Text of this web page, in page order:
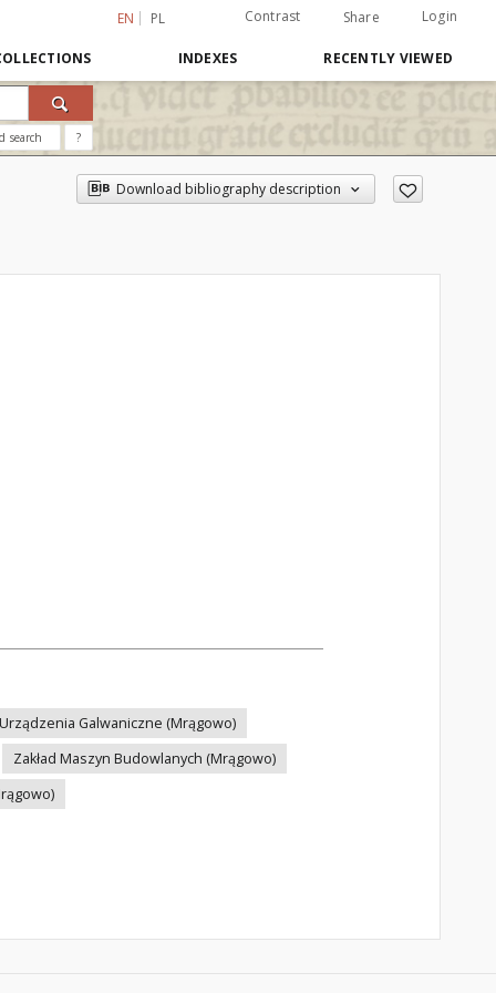
EN PL Contrast Share Login
INDEXES RECENTLY VIEWED
search ?
Download bibliography description
Galwaniczne (Mrągowo)
Zakład Maszyn Budowlanych (Mrągowo)